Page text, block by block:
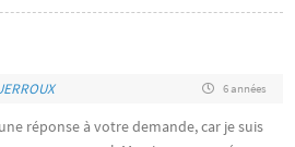
6 années
réponse à votre demande, car je suis